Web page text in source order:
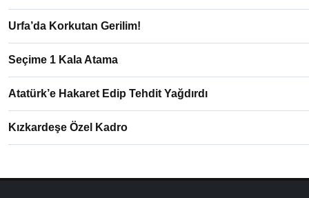
Urfa’da Korkutan Gerilim!
Seçime 1 Kala Atama
Atatürk’e Hakaret Edip Tehdit Yağdırdı
Kızkardeşe Özel Kadro